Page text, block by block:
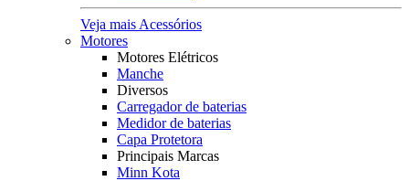
Veja mais Acessórios
Motores
Motores Elétricos
Manche
Diversos
Carregador de baterias
Medidor de baterias
Capa Protetora
Principais Marcas
Minn Kota